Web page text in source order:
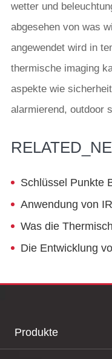
wetter und
abgesehen von was
angewendet wird in
thermische imaging
aspekte wie
alarmierend, outdoor
Schlüssel Punkte Bei
Anwendung von IR
Was die Thermische
Die Entwicklung von Infrarot Erkennung
Produkte